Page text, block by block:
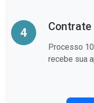
4
Processo
recebe sua